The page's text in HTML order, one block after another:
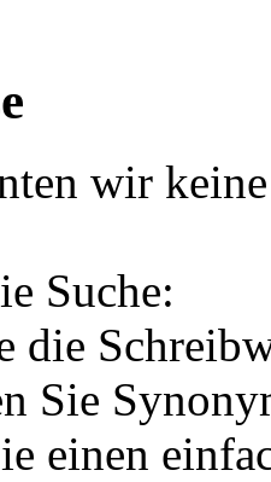
wir
Suche:
die
Sie
einen